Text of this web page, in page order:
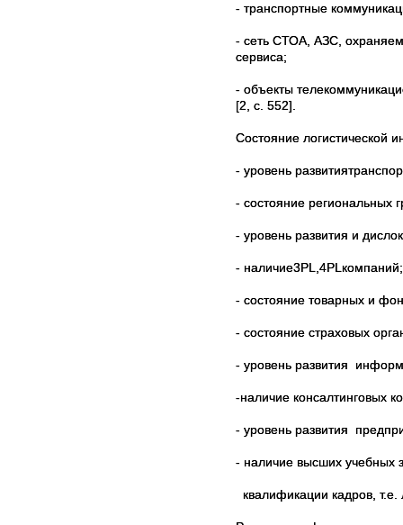
- транспортные
- сеть СТОА, АЗС,
сервиса;
- объекты
[2, с. 552].
Состояние логистической
- уровень
- состояние региональных
- уровень развития и
- наличие3PL ,4PLкомпаний;
- состояние товарных и
- состояние страховых
- уровень развития
-наличие консалтинговых
- уровень развития
- наличие высших учебных
квалификации кадров, т.е.